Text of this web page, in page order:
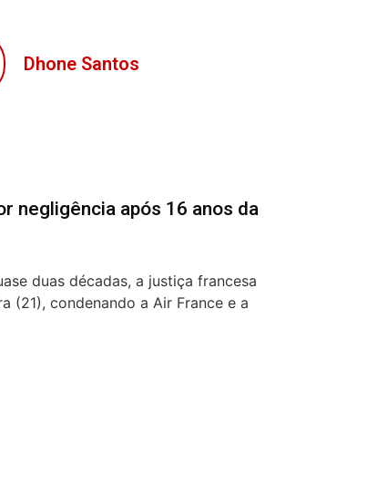
Dhone Santos
negligência após 16 anos da
duas décadas, a justiça francesa
(21), condenando a Air France e a